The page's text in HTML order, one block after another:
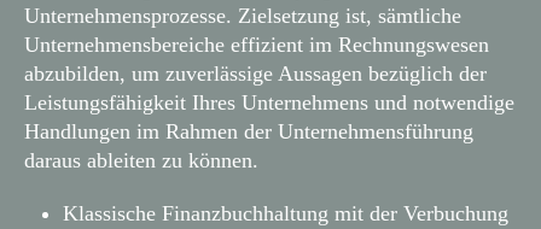
Unternehmensprozesse. Zielsetzung ist, sämtliche
Unternehmensbereiche effizient im Rechnungswesen
abzubilden, um zuverlässige Aussagen bezüglich der
Leistungsfähigkeit Ihres Unternehmens und notwendige
Handlungen im Rahmen der Unternehmensführung
daraus ableiten zu können.
Klassische Finanzbuchhaltung mit der Verbuchung